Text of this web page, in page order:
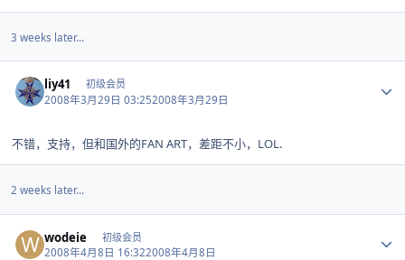
3 weeks later...
liy41 初级会员
2008年3月29日 03:252008年3月29日
不错，支持，但和国外的FAN ART，差距不小，LOL.
2 weeks later...
wodeie 初级会员
2008年4月8日 16:322008年4月8日